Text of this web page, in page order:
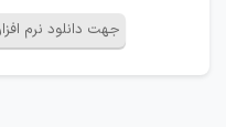
جهت دانلود نرم